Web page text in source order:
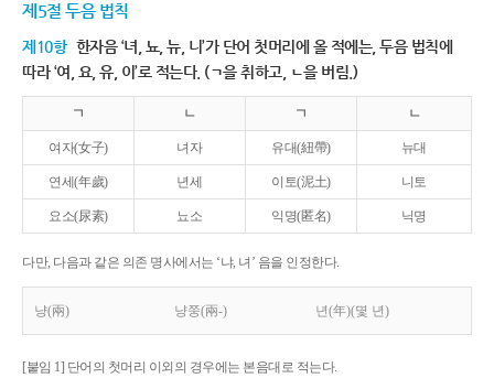
제5절 두음 법칙
제10항 한자음 ‘녀, 뇨, 뉴, 니’가 단어 첫머리에 올 적에는, 두음 법칙에
따라 ‘여, 요, 유, 이’로 적는다. (ㄱ을 취하고, ㄴ을 버림.)
ㄱ ㄴ ㄱ ㄴ
여자(女子) 녀자 유대(紐帶) 뉴대
연세(年歲) 년세 이토(泥土) 니토
요소(尿素) 뇨소 익명(匿名) 닉명
다만, 다음과 같은 의존 명사에서는 ‘냐, 녀’ 음을 인정한다.
냥(兩) 냥쭝(兩-) 년(年)(몇 년)
[붙임 1] 단어의 첫머리 이외의 경우에는 본음대로 적는다.